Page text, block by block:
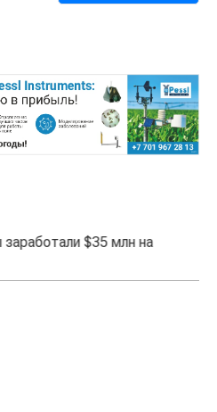
$35 млн на